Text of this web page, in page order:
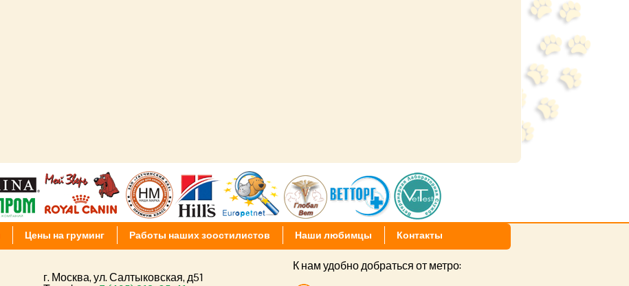
Цены на груминг Работы наших зоостилистов Наши любимцы Контакты
г. Москва, ул. Салтыковская, д51
К нам удобно добраться от метро: